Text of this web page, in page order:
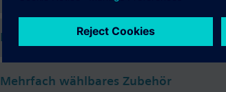
Einfach wählbares Zubehör
Mehrfach wählbares Zubehör